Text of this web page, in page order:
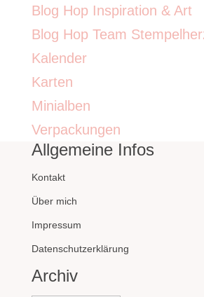
Blog Hop Inspiration & Art
Blog Hop Team
Kalender
Karten
Minialben
Verpackungen
Allgemeine Infos
Kontakt
Über mich
Impressum
Datenschutzerklärung
Archiv